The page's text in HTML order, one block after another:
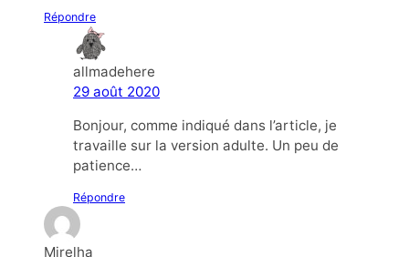
Répondre
allmadehere
29 août 2020
Bonjour, comme indiqué dans l’article, je
travaille sur la version adulte. Un peu de
patience…
Répondre
Mirelha